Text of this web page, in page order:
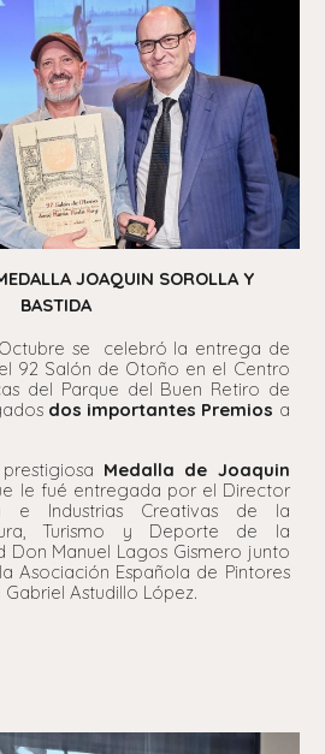
JOAQUIN SOROLLA Y
BASTIDA
se celebró la entrega de
92 Salón de Otoño en el Centro
del Parque del Buen Retiro de
dos importantes Premios a
Medalla de Joaquin
le fué entregada por el Director
e Industrias Creativas de la
Turismo y Deporte de la
Don Manuel Lagos Gismero junto
Asociación Española de Pintores
Astudillo López.